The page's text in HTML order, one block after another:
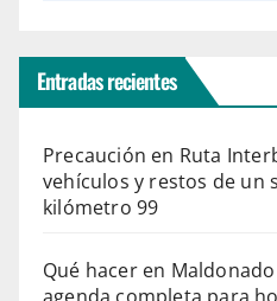
Entradas recientes
Precaución en Ruta
vehículos y restos de un
kilómetro 99
Qué hacer en